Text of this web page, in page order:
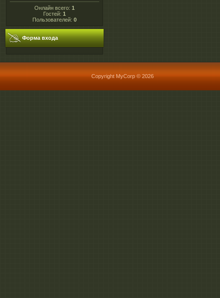
Онлайн всего: 1
Гостей: 1
Пользователей: 0
Форма входа
Copyright MyCorp © 2026